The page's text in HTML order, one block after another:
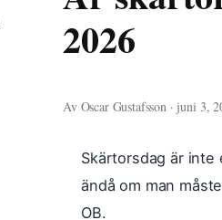
2026
Av Oscar Gustafsson · juni 3,
Skärtorsdag är inte
ändå om man
OB.